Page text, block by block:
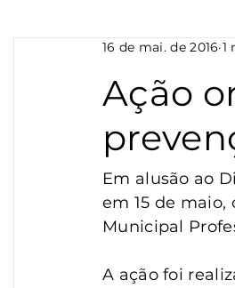
Assistência Social Geral
Vigilância Turismo
Ação
16 de mai. de 2016 1
Em alusão ao
em 15 de
Municipal
A ação foi